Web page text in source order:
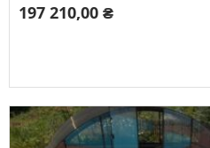
197 210,00 ₴